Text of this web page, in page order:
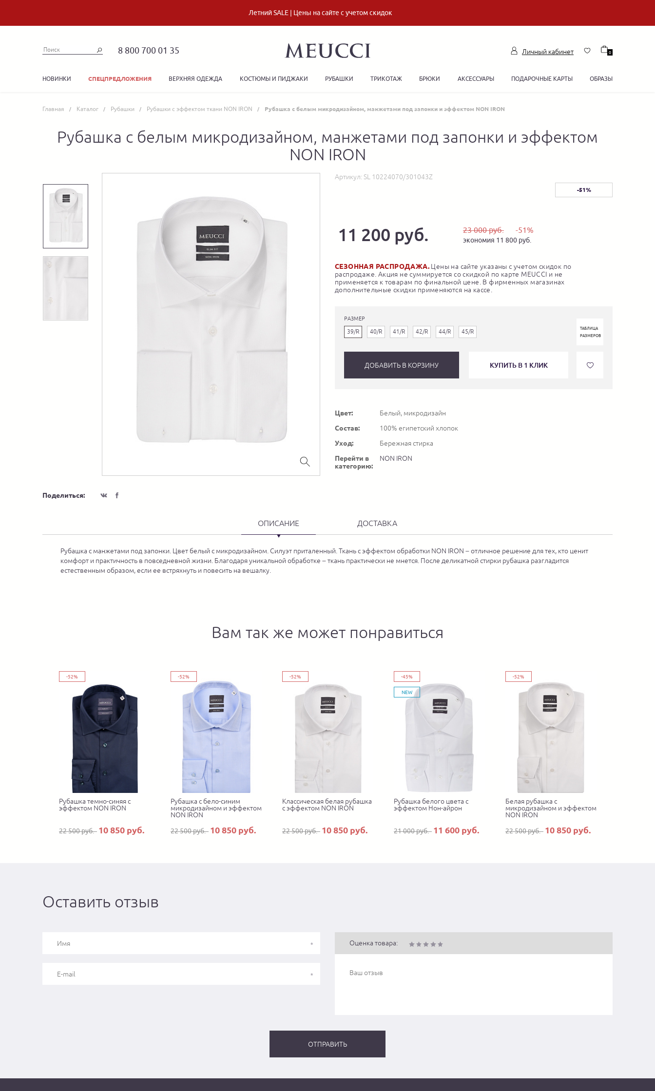
Летний SALE | Цены на сайте с учетом скидок
8 800 700 01 35 Личный кабинет 0
НОВИНКИ СПЕЦПРЕДЛОЖЕНИЯ ВЕРХНЯЯ ОДЕЖДА КОСТЮМЫ И ПИДЖАКИ РУБАШКИ ТРИКОТАЖ БРЮКИ АКСЕССУАРЫ ПОДАРОЧНЫЕ КАРТЫ ОБРАЗЫ
Главная Каталог Рубашки Рубашки с эффектом ткани NON IRON Рубашка с белым микродизайном, манжетами под запонки и эффектом NON IRON
Рубашка с белым микродизайном, манжетами под запонки и эффектом
NON IRON
Поделиться:
Артикул: SL 10224070/301043Z
-51%
11 200 руб. 23 000 руб. -51%
экономия 11 800 руб.
СЕЗОННАЯ РАСПРОДАЖА. Цены на сайте указаны с учетом скидок по
распродаже. Акция не суммируется со скидкой по карте MEUCCI и не
применяется к товарам по финальной цене. В фирменных магазинах
дополнительные скидки применяются на кассе.
РАЗМЕР
39/R 40/R 41/R 42/R 44/R 45/R
ТАБЛИЦА
РАЗМЕРОВ
ДОБАВИТЬ В КОРЗИНУ КУПИТЬ В 1 КЛИК
Цвет:
Белый, микродизайн
Состав:
100% египетский хлопок
Уход:
Бережная стирка
Перейти в
категорию:
NON IRON
ОПИСАНИЕ ДОСТАВКА
Рубашка с манжетами под запонки. Цвет белый с микродизайном. Силуэт приталенный. Ткань с эффектом обработки NON IRON – отличное решение для тех, кто ценит
комфорт и практичность в повседневной жизни. Благодаря уникальной обработке – ткань практически не мнется. После деликатной стирки рубашка разгладится
естественным образом, если ее встряхнуть и повесить на вешалку.
Вам так же может понравиться
-52%
Рубашка темно-синяя с
эффектом NON IRON
22 500 руб. 10 850 руб.
-52%
Рубашка с бело-синим
микродизайном и эффектом
NON IRON
22 500 руб. 10 850 руб.
-52%
Классическая белая рубашка
с эффектом NON IRON
22 500 руб. 10 850 руб.
-45%
NEW
Рубашка белого цвета с
эффектом Нон-айрон
21 000 руб. 11 600 руб.
-52%
Белая рубашка с
микродизайном и эффектом
NON IRON
22 500 руб. 10 850 руб.
Оставить отзыв
Оценка товара: